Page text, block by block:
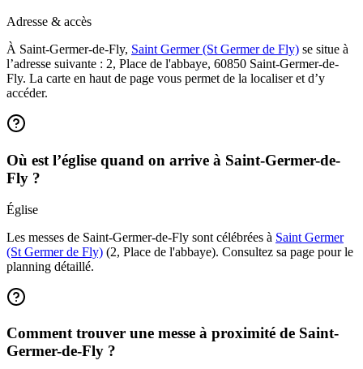
Adresse & accès
À Saint-Germer-de-Fly, Saint Germer (St Germer de Fly) se situe à
l’adresse suivante : 2, Place de l'abbaye, 60850 Saint-Germer-de-
Fly. La carte en haut de page vous permet de la localiser et d’y
accéder.
Où est l’église quand on arrive à Saint-Germer-de-
Fly ?
Église
Les messes de Saint-Germer-de-Fly sont célébrées à Saint Germer
(St Germer de Fly) (2, Place de l'abbaye). Consultez sa page pour le
planning détaillé.
Comment trouver une messe à proximité de Saint-
Germer-de-Fly ?